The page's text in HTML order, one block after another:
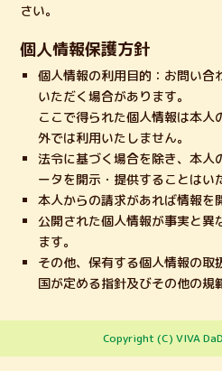
さい。
個人情報保護方針
個人情報の利用目的：お問い合
いただく場合があります。
ここで得られた個人情報は本人
外では利用いたしません。
法令に基づく場合を除き、本人
ータを開示・提供することはい
本人からの請求があれば情報を
公開された個人情報が事実と異
ます。
その他、保有する個人情報の取
国が定める指針及びその他の規
Copyright (C) VIVA